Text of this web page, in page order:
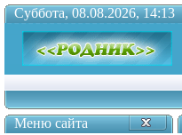
Суббота, 08.08.2026, 14:13
Меню сайта